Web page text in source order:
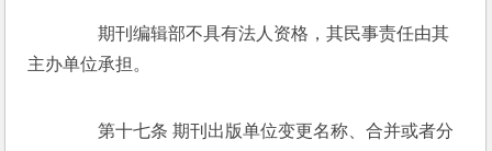
期刊编辑部不具有法人资格，其民事责任由其
主办单位承担。
第十七条 期刊出版单位变更名称、合并或者分